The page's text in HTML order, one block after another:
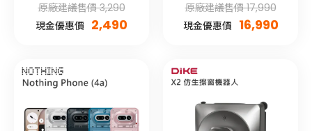
原廠建議售價 3,290
現金優惠價 2,490
原廠建議售價 17,990
現金優惠價 16,990